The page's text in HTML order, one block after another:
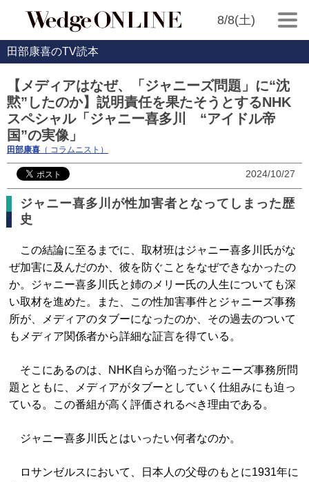
8/8(土)
田部康喜のTV読本
【メディアはなぜ、「ジャニーズ問題」に“沈
黙”したのか】説明責任を果たそうとするNHK
スペシャル「ジャニー喜多川 “アイドル帝
国”の実像」
田部康喜 （ コラムニスト）
2024/10/27
ジャニー喜多川が性加害者となってしまった歴
史
この結論に至るまでに、取材班はジャニー喜多川氏がな
ぜ加害に及んだのか、彼を防ぐことをなぜできなかったの
か。ジャニー喜多川氏と姉のメリー氏の人生についても深
い取材を進めた。また、この性加害事件とジャニーズ事務
所が、メディアのタブーになったのか、その過去のついて
もメディア関係者から詳細な証言を得ている。
そこにあるのは、NHK自らが陥ったジャニーズ事務所問
題とともに、メディアがタブーとしていく仕組みにも迫っ
ている。この番組が高く評価されるべき理由である。
ジャニー喜多川氏とはいったい何者なのか。
ロサンゼルスにおいて、日本人の父母のもとに1931年に